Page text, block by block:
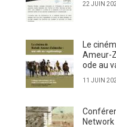
22 JUIN
Le
Ameur-
ode au
11 JUIN
Network